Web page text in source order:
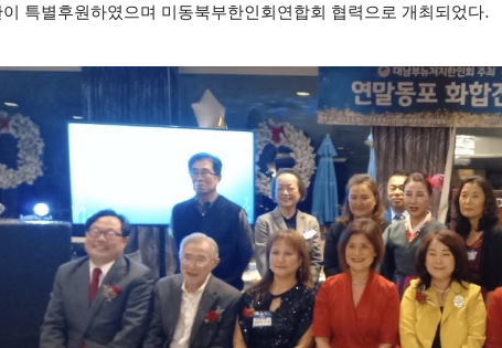
이 특별후원하였으며 미동북부한인회연합회 협력으로 개최되었다.